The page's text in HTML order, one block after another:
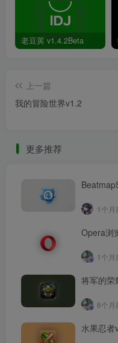
老豆荚 v1.4.2Beta
上一篇
我的冒险世界v1.2
更多推荐
1个月
Opera浏
1个月
将军的荣
6个月
水果忍者